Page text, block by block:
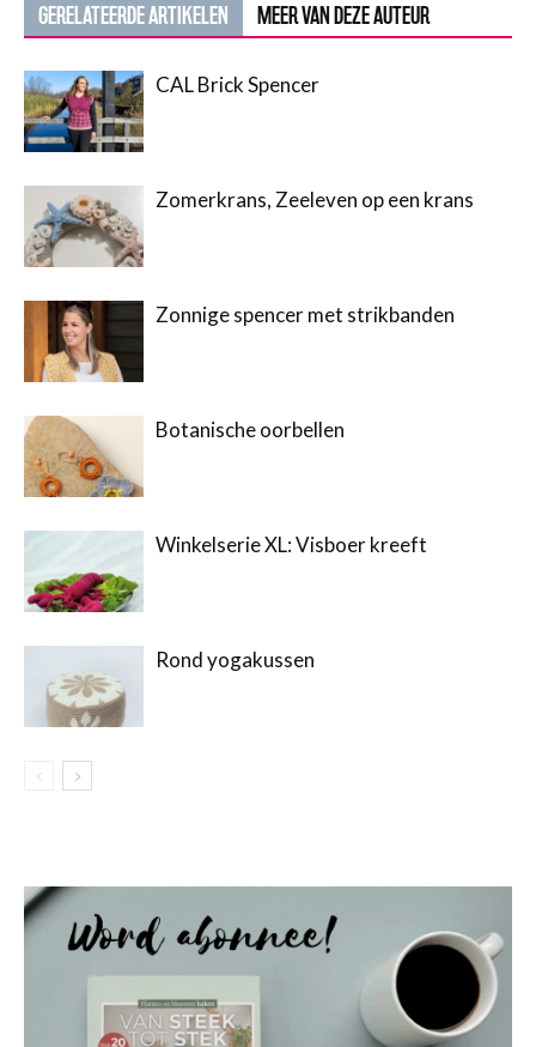
GERELATEERDE ARTIKELEN MEER VAN DEZE AUTEUR
CAL Brick Spencer
Zomerkrans, Zeeleven op een krans
Zonnige spencer met strikbanden
Botanische oorbellen
Winkelserie XL: Visboer kreeft
Rond yogakussen